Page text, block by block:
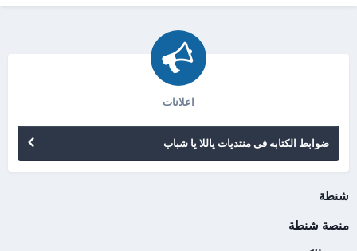
اعلانات
ضوابط الكتابه فى منتديات ياللا يا شباب
شنطة
منصة شنطة